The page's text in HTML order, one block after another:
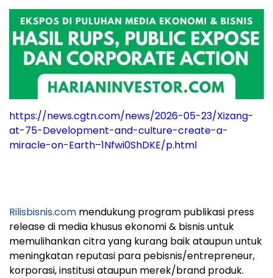
https://news.cgtn.com/news/2026-05-23/Xizang-
at-75-Development-and-culture-create-a-
miracle-on-Earth–1Nfwi0ShDKE/p.html
Rilisbisnis.com mendukung program publikasi press
release di media khusus ekonomi & bisnis untuk
memulihankan citra yang kurang baik ataupun untuk
meningkatan reputasi para pebisnis/entrepreneur,
korporasi, institusi ataupun merek/brand produk.